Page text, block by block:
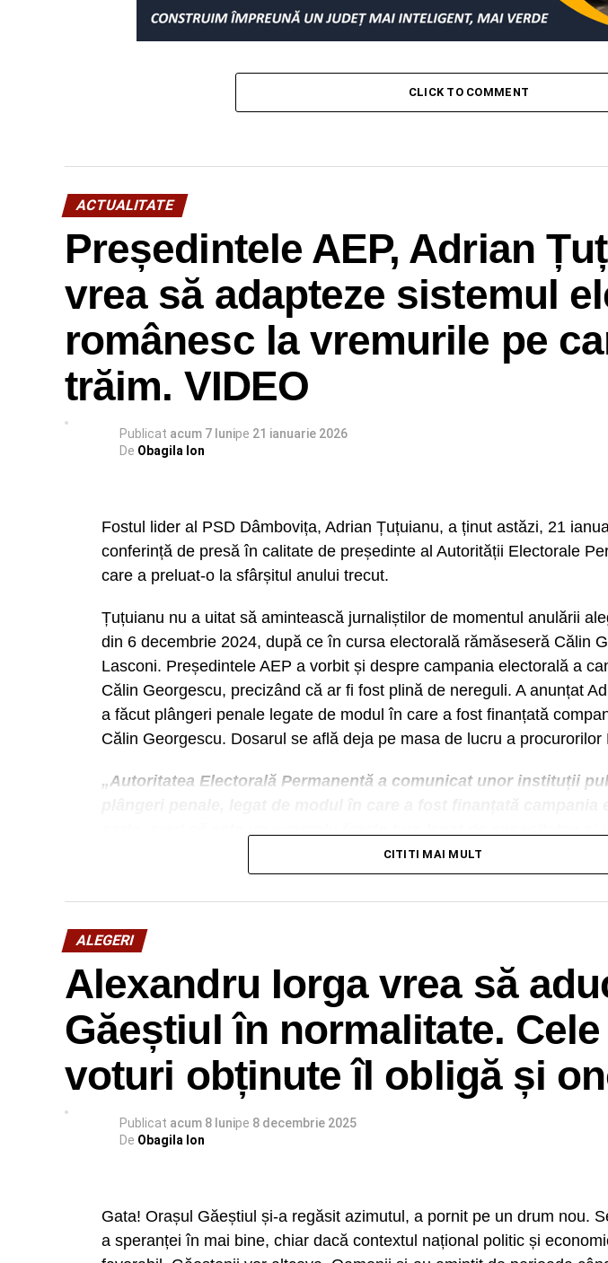
CLICK TO COMMENT
ACTUALITATE
Președintele AEP, Adrian
vrea să adapteze sistemul
românesc la vremurile pe
trăim. VIDEO
Publicat acum 7 lunipe 21 ianuarie 2026
De Obagila Ion
Fostul lider al PSD Dâmbovița, Adrian Țuțuianu, a ținut astăzi, 21
conferință de presă în calitate de președinte al Autorității Electorale
care a preluat-o la sfârșitul anului trecut.
Țuțuianu nu a uitat să amintească jurnaliștilor de momentul anulării
din 6 decembrie 2024, după ce în cursa electorală rămăseseră Călin
Lasconi. Președintele AEP a vorbit și despre campania electorală a
Călin Georgescu, precizând că ar fi fost plină de nereguli. A anunțat
a făcut plângeri penale legate de modul în care a fost finanțată
Călin Georgescu. Dosarul se află deja pe masa de lucru a procurorilor
„Autoritatea Electorală Permanentă a comunicat unor instituții
care le are AEP de a identifica finanțările unor campanii
îmbunătățirea cadrului normativ”, a precizat președintele AEP.
CITITI MAI MULT
ALEGERI
Alexandru Iorga vrea să
Găeștiul în normalitate. Cele
voturi obținute îl obligă și
Publicat acum 8 lunipe 8 decembrie 2025
De Obagila Ion
Gata! Orașul Găeștiul și-a regăsit azimutul, a pornit pe un drum nou.
a speranței în mai bine, chiar dacă contextul național politic și